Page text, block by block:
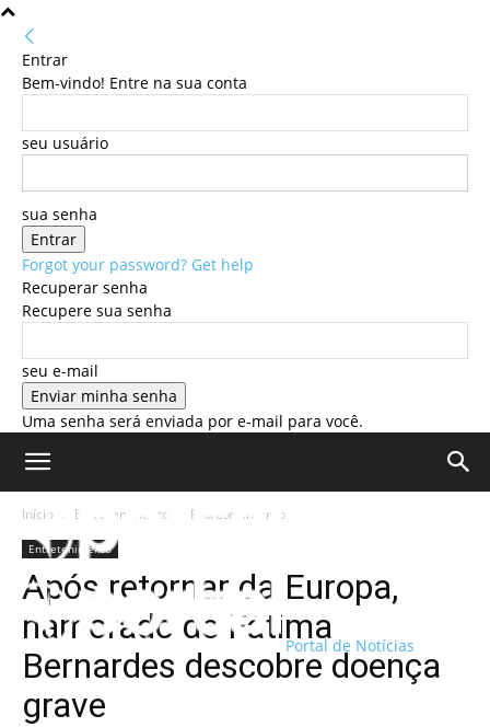
Entrar
Bem-vindo! Entre na sua conta
seu usuário
sua senha
Forgot your password? Get help
Recuperar senha
Recupere sua senha
seu e-mail
Uma senha será enviada por e-mail para você.
Portal de Notícias
Início Entretenimento Entretenimento
Entretenimento
Após retornar da Europa,
namorado de Fátima
Bernardes descobre doença
grave